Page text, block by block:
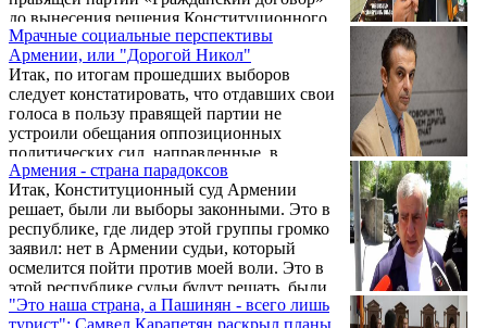
голосования. «У нас было закрытое тайное
голосование. Мы не видим в этом
проблемы. Когда мы говорим ...
до вынесения решения Конституционного
суда по делу об итогах выборов.
Мрачные социальные перспективы
Армении, или "Дорогой Никол"
Итак, по итогам прошедших выборов
следует констатировать, что отдавших свои
голоса в пользу правящей партии не
устроили обещания оппозиционных
политических сил, направленные, в
частности, на облегчение жизни людей. Как
ни странно, значительная часть общества
предпочла дальнейшее удорожание жизни,
твердо гарантированное правительством
Пашиняна, в том числе и всей своей
предыдущей деятельностью…
Армения - страна парадоксов
Итак, Конституционный суд Армении
решает, были ли выборы законными. Это в
республике, где лидер этой группы громко
заявил: нет в Армении судьи, который
осмелится пойти против моей воли. Это в
этой республике судьи будут решать, были
ли случаи подкупа избирателей, и был ли
"Это наша страна, а Пашинян - всего лишь
турист": Самвел Карапетян раскрыл планы